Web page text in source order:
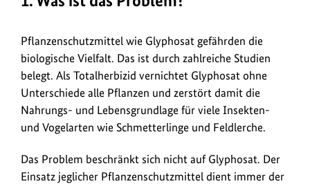
Pflanzenschutzmittel wie Glyphosat gefährden die
biologische Vielfalt. Das ist durch zahlreiche Studien
belegt. Als Totalherbizid vernichtet Glyphosat ohne
Unterschiede alle Pflanzen und zerstört damit die
Nahrungs- und Lebensgrundlage für viele Insekten-
und Vogelarten wie Schmetterlinge und Feldlerche.
Das Problem beschränkt sich nicht auf Glyphosat. Der
Einsatz jeglicher Pflanzenschutzmittel dient immer der